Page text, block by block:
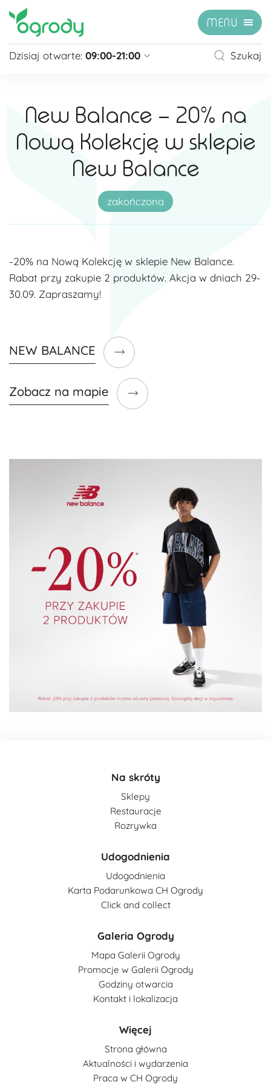
MENU
Dzisiaj otwarte: 09:00-21:00
Niedziela
zamknięte
Niedziela handlowa
10:00 - 20:00
zobacz więcej »
Szukaj
New Balance – 20% na
Nową Kolekcję w sklepie
New Balance
zakończona
-20% na Nową Kolekcję w sklepie New Balance.
Rabat przy zakupie 2 produktów. Akcja w dniach 29-
30.09. Zapraszamy!
NEW BALANCE
Zobacz na mapie
Na skróty
Sklepy
Restauracje
Rozrywka
Udogodnienia
Udogodnienia
Karta Podarunkowa CH Ogrody
Click and collect
Galeria Ogrody
Mapa Galerii Ogrody
Promocje w Galerii Ogrody
Godziny otwarcia
Kontakt i lokalizacja
Więcej
Strona główna
Aktualności i wydarzenia
Praca w CH Ogrody